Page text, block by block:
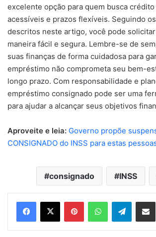
excelente opção para quem busca
acessíveis e prazos flexíveis. Seguindo
descritos neste artigo, você pode
maneira fácil e segura. Lembre-se de
suas finanças de forma cuidadosa para
empréstimo não comprometa seu bem-
longo prazo. Com responsabilidade e
empréstimo consignado pode ser uma
para ajudar a alcançar seus objetivos
Aproveite e leia: Governo propõe
CONSIGNADO do INSS para estas
consignado INSS
PinterestWhatsAppTelegram